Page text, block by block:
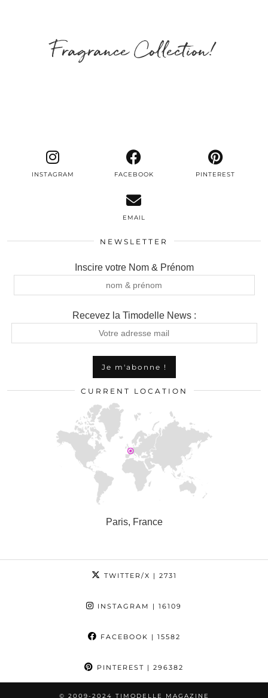
Fragrance Collection!
INSTAGRAM FACEBOOK PINTEREST
EMAIL
NEWSLETTER
Inscire votre Nom & Prénom
Recevez la Timodelle News :
CURRENT LOCATION
Paris, France
TWITTER/X | 2731
INSTAGRAM | 16109
FACEBOOK | 15582
PINTEREST | 296382
© 2009-2024 TIMODELLE MAGAZINE